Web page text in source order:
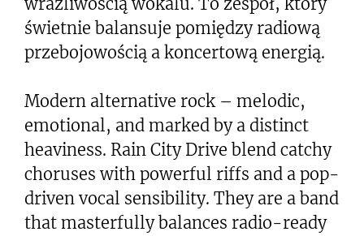
świetnie balansuje pomiędzy radiową
przebojowością a koncertową energią.
Modern alternative rock – melodic,
emotional, and marked by a distinct
heaviness. Rain City Drive blend catchy
choruses with powerful riffs and a pop-
driven vocal sensibility. They are a band
that masterfully balances radio-ready